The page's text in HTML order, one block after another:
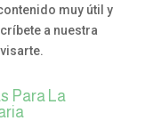
muy útil y
a nuestra
Para La